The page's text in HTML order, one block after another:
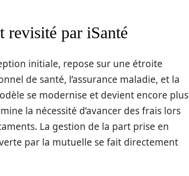
revisité par iSanté
initiale, repose sur une étroite
de santé, l’assurance maladie, et la
se modernise et devient encore plus
la nécessité d’avancer des frais lors
La gestion de la part prise en
par la mutuelle se fait directement